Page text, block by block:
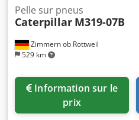
Zimmern ob Rottweil
529 km
Pelle sur pneus
Caterpillar M319-07B
prix